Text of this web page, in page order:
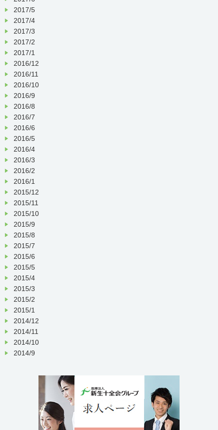
2017/5
2017/4
2017/3
2017/2
2017/1
2016/12
2016/11
2016/10
2016/9
2016/8
2016/7
2016/6
2016/5
2016/4
2016/3
2016/2
2016/1
2015/12
2015/11
2015/10
2015/9
2015/8
2015/7
2015/6
2015/5
2015/4
2015/3
2015/2
2015/1
2014/12
2014/11
2014/10
2014/9